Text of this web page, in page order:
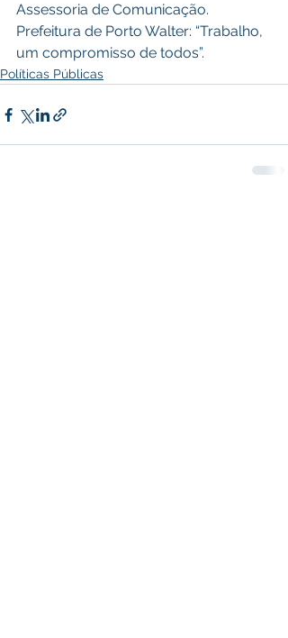
Assessoria de Comunicação.
Prefeitura de Porto Walter: “Trabalho,
um compromisso de todos”.
Políticas Públicas